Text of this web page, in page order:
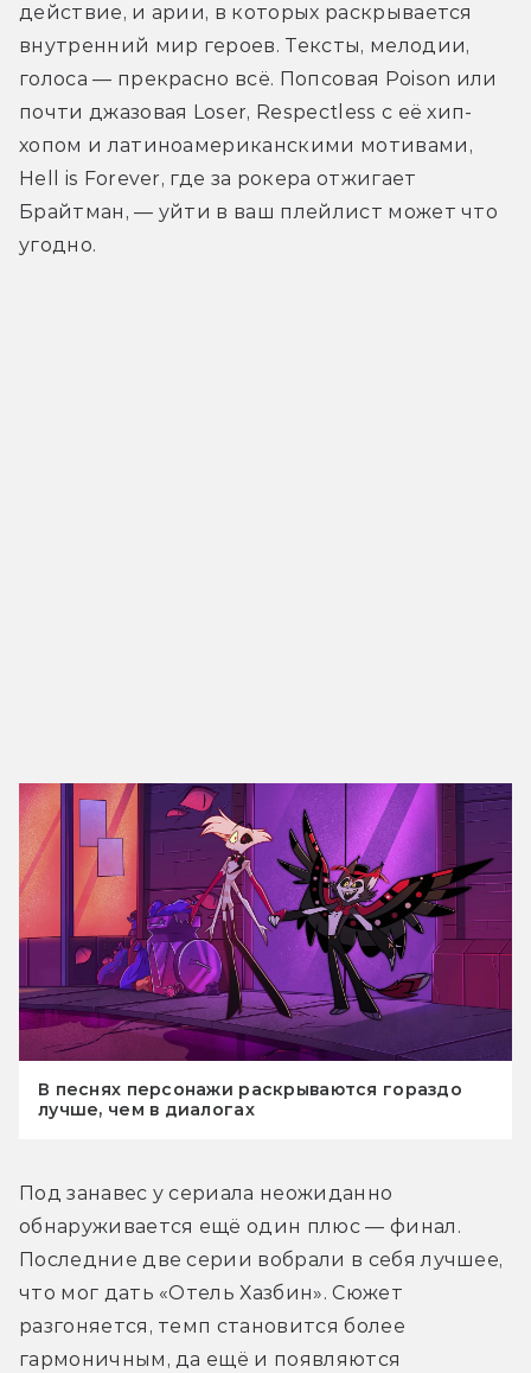
действие, и арии, в которых раскрывается
внутренний мир героев. Тексты, мелодии,
голоса — прекрасно всё. Попсовая Poison или
почти джазовая Loser, Respectless с её хип-
хопом и латиноамериканскими мотивами,
Hell is Forever, где за рокера отжигает
Брайтман, — уйти в ваш плейлист может что
угодно.
В песнях персонажи раскрываются гораздо
лучше, чем в диалогах
Под занавес у сериала неожиданно
обнаруживается ещё один плюс — финал.
Последние две серии вобрали в себя лучшее,
что мог дать «Отель Хазбин». Сюжет
разгоняется, темп становится более
гармоничным, да ещё и появляются